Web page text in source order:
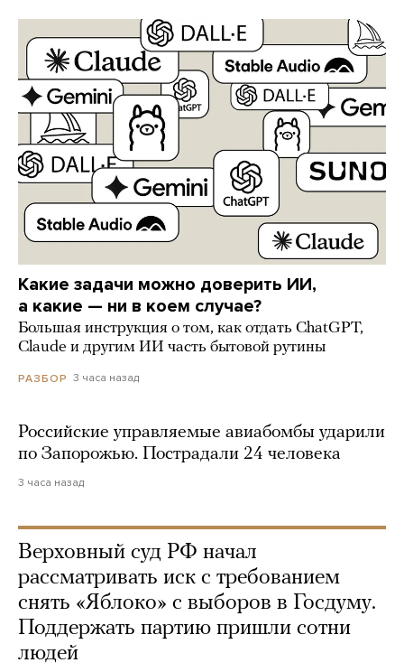
Какие задачи можно доверить ИИ,
а какие — ни в коем случае?
Большая инструкция о том, как отдать ChatGPT,
Claude и другим ИИ часть бытовой рутины
РАЗБОР 3 часа назад
Российские управляемые авиабомбы ударили
по Запорожью. Пострадали 24 человека
3 часа назад
Верховный суд РФ начал
рассматривать иск с требованием
снять «Яблоко» с выборов в Госдуму.
Поддержать партию пришли сотни
людей